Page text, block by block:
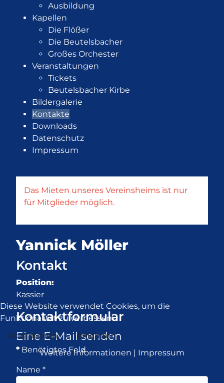
Ausbildung
Kapellen
Die Flößer
Die Beutelsbacher
Großes Orchester
Veranstaltungen
Tickets
Beutelsbacher Kirbe
Bildergalerie
Kontakte
Downloads
Datenschutz
Impressum
Das Mieten unseres Vereinsheims ist nur
für Mitglieder möglich.
Yannick Möller
Kontakt
Position:
Kassier
Kontaktformular
Eine E-Mail senden
* Benötigtes Feld
Name *
Diese Website verwendet Cookies, um die
Funktionalität zu verbessern.
Akzeptieren
Ablehnen
Weitere Informationen | Impressum